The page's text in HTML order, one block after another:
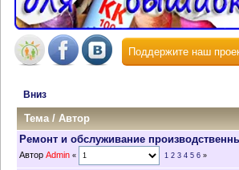
Поддержите наш
Вниз
Тема/Автор
Ремонт и обслуживание
Автор Admin « 1 2 3 4 5 6»